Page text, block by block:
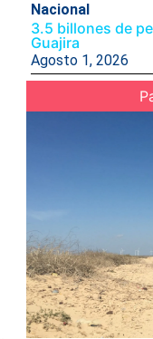
Nacional
3.5 billones de
Guajira
Agosto 1, 2026